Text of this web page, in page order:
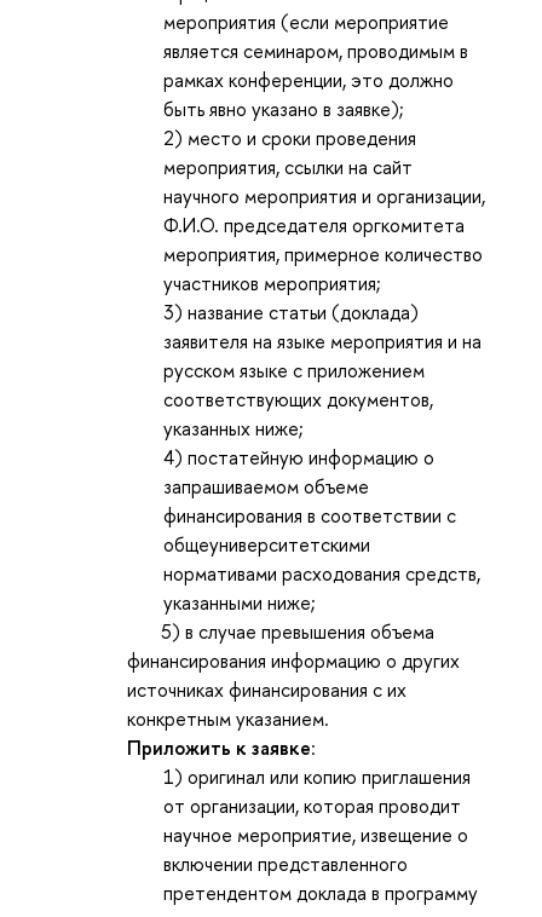
мероприятия (если мероприятие
является семинаром, проводимым в
рамках конференции, это должно
быть явно указано в заявке);
2) место и сроки проведения
мероприятия, ссылки на сайт
научного мероприятия и организации,
Ф.И.О. председателя оргкомитета
мероприятия, примерное количество
участников мероприятия;
3) название статьи (доклада)
заявителя на языке мероприятия и на
русском языке с приложением
соответствующих документов,
указанных ниже;
4) постатейную информацию о
запрашиваемом объеме
финансирования в соответствии с
общеуниверситетскими
нормативами расходования средств,
указанными ниже;
5) в случае превышения объема
финансирования информацию о других
источниках финансирования с их
конкретным указанием.
Приложить к заявке:
1) оригинал или копию приглашения
от организации, которая проводит
научное мероприятие, извещение о
включении представленного
претендентом доклада в программу